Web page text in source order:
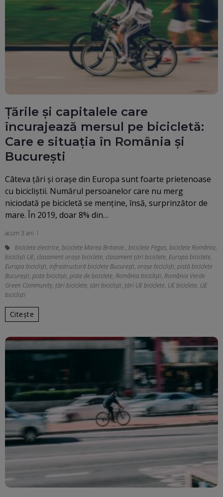
Țările și capitalele care
încurajează mersul pe bicicletă:
Care e situația în România și
București
Câteva țări și orașe din Europa sunt foarte prietenoase
cu bicicliștii. Numărul persoanelor care nu merg
niciodată pe bicicletă se menține, însă, surprinzător de
mare. În 2019, doar 8% din…
acum 3 ani
biciclete electrice, biciclete Marea Britanie., biciclete Pegas, biciclete România,
bicicliști UE, clasament orașe biciclete, clasament țări biciclete, Europa biciclete,
Europa bicicliști, infrastructură biciclete București, orașe bicicliști, pistă biciclete
București, piste bicicliști, piste de biciclete, România bicicliști, România Verde
Green Community, țări biciclete, țări bicicliști, țări UE biciclete, UE biciclete, UE
bicicliști
Citește